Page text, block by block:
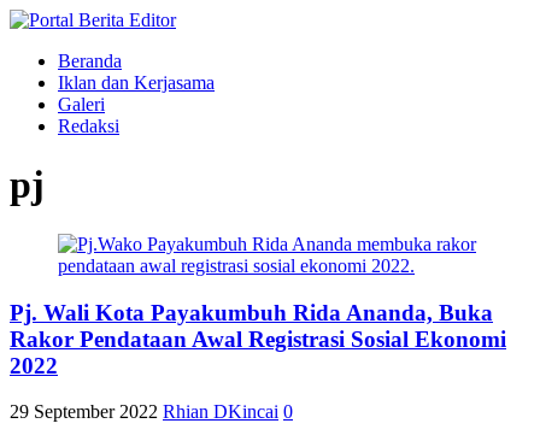
Beranda
Iklan dan Kerjasama
Galeri
Redaksi
pj
Pj. Wali Kota Payakumbuh Rida Ananda, Buka
Rakor Pendataan Awal Registrasi Sosial Ekonomi
2022
29 September 2022 Rhian DKincai 0